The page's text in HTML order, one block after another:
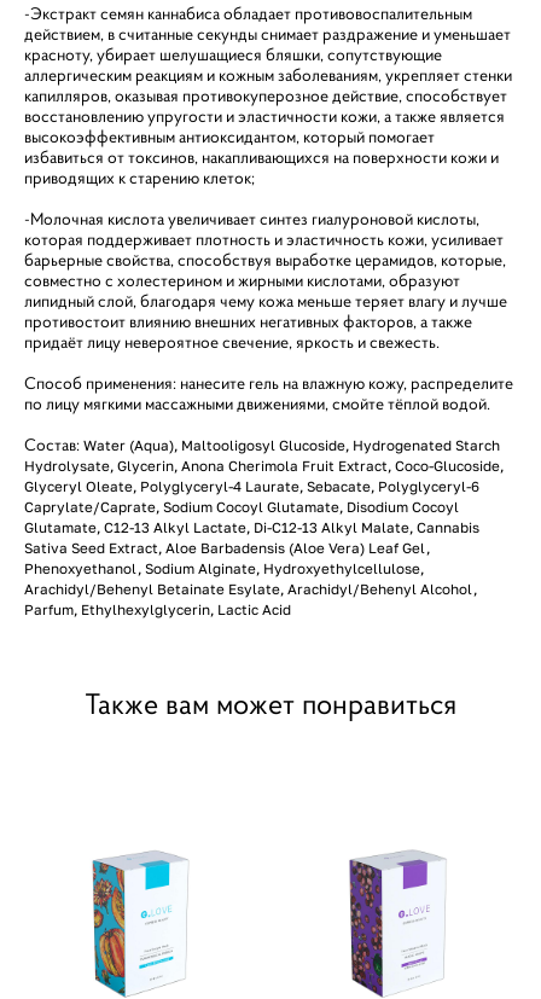
-Экстракт семян каннабиса обладает противовоспалительным
действием, в считанные секунды снимает раздражение и уменьшает
красноту, убирает шелушащиеся бляшки, сопутствующие
аллергическим реакциям и кожным заболеваниям, укрепляет стенки
капилляров, оказывая противокуперозное действие, способствует
восстановлению упругости и эластичности кожи, а также является
высокоэффективным антиоксидантом, который помогает
избавиться от токсинов, накапливающихся на поверхности кожи и
приводящих к старению клеток;
-Молочная кислота увеличивает синтез гиалуроновой кислоты,
которая поддерживает плотность и эластичность кожи, усиливает
барьерные свойства, способствуя выработке церамидов, которые,
совместно с холестерином и жирными кислотами, образуют
липидный слой, благодаря чему кожа меньше теряет влагу и лучше
противостоит влиянию внешних негативных факторов, а также
придаёт лицу невероятное свечение, яркость и свежесть.
Способ применения: нанесите гель на влажную кожу, распределите
по лицу мягкими массажными движениями, смойте тёплой водой.
Состав: Water (Aqua), Maltooligosyl Glucoside, Hydrogenated Starch
Hydrolysate, Glycerin, Anona Cherimola Fruit Extract, Coco-Glucoside,
Glyceryl Oleate, Polyglyceryl-4 Laurate, Sebacate, Polyglyceryl-6
Caprylate/Caprate, Sodium Cocoyl Glutamate, Disodium Cocoyl
Glutamate, C12-13 Alkyl Lactate, Di-C12-13 Alkyl Malate, Cannabis
Sativa Seed Extract, Aloe Barbadensis (Aloe Vera) Leaf Gel,
Phenoxyethanol, Sodium Alginate, Hydroxyethylcellulose,
Arachidyl/Behenyl Betainate Esylate, Arachidyl/Behenyl Alcohol,
Parfum, Ethylhexylglycerin, Lactic Acid
Также вам может понравиться